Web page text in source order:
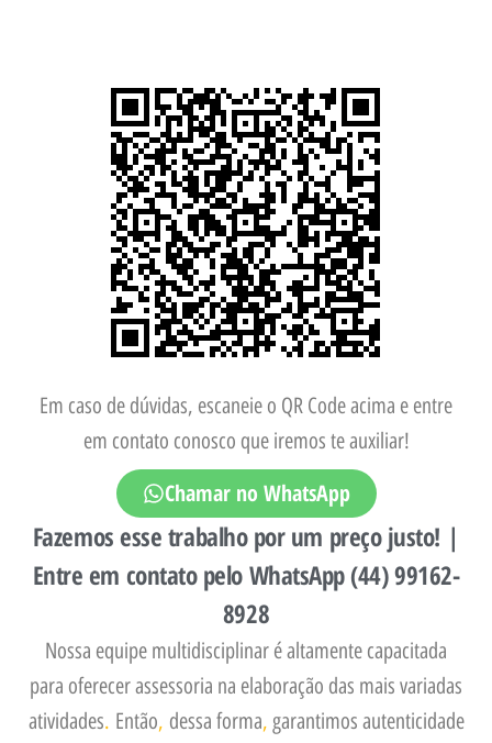
Em caso de dúvidas, escaneie o QR Code acima e entre
em contato conosco que iremos te auxiliar!
Chamar no WhatsApp
Fazemos esse trabalho por um preço justo! |
Entre em contato pelo WhatsApp (44) 99162-
8928
Nossa equipe multidisciplinar é altamente capacitada
para oferecer assessoria na elaboração das mais variadas
atividades. Então, dessa forma, garantimos autenticidade